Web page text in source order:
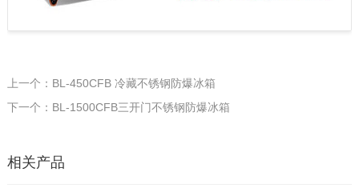
上一个：BL-450CFB 冷藏不锈钢防爆冰箱
下一个：BL-1500CFB三开门不锈钢防爆冰箱
相关产品